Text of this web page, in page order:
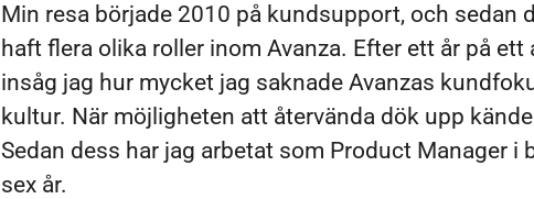
Min resa började 2010 på kundsupport, och sedan
haft flera olika roller inom Avanza. Efter ett år på ett
insåg jag hur mycket jag saknade Avanzas
kultur. När möjligheten att återvända dök upp
Sedan dess har jag arbetat som Product Manager i
sex år.